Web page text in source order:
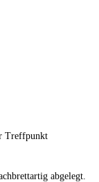
Treffpunkt
abgelegt.